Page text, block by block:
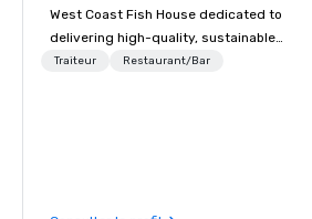
West Coast Fish House dedicated to
delivering high-quality, sustainable
seafood with a unique Pacific-inspired
Traiteur Restaurant/Bar